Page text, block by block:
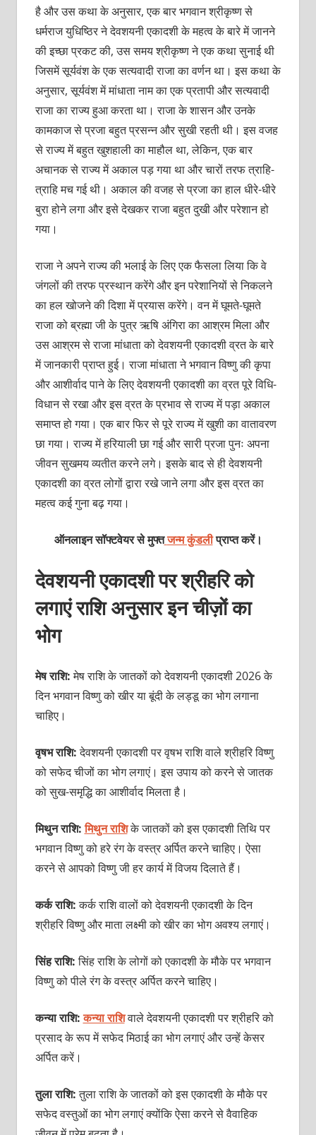
है और उस कथा के अनुसार, एक बार भगवान श्रीकृष्ण से
धर्मराज युधिष्ठिर ने देवशयनी एकादशी के महत्व के बारे में जानने
की इच्छा प्रकट की, उस समय श्रीकृष्ण ने एक कथा सुनाई थी
जिसमें सूर्यवंश के एक सत्यवादी राजा का वर्णन था। इस कथा के
अनुसार, सूर्यवंश में मांधाता नाम का एक प्रतापी और सत्यवादी
राजा का राज्य हुआ करता था। राजा के शासन और उनके
कामकाज से प्रजा बहुत प्रसन्न और सुखी रहती थी। इस वजह
से राज्य में बहुत खुशहाली का माहौल था, लेकिन, एक बार
अचानक से राज्य में अकाल पड़ गया था और चारों तरफ त्राहि-
त्राहि मच गई थी। अकाल की वजह से प्रजा का हाल धीरे-धीरे
बुरा होने लगा और इसे देखकर राजा बहुत दुखी और परेशान हो
गया।
राजा ने अपने राज्य की भलाई के लिए एक फैसला लिया कि वे
जंगलों की तरफ प्रस्थान करेंगे और इन परेशानियों से निकलने
का हल खोजने की दिशा में प्रयास करेंगे। वन में घूमते-घूमते
राजा को ब्रह्मा जी के पुत्र ऋषि अंगिरा का आश्रम मिला और
उस आश्रम से राजा मांधाता को देवशयनी एकादशी व्रत के बारे
में जानकारी प्राप्त हुई। राजा मांधाता ने भगवान विष्णु की कृपा
और आशीर्वाद पाने के लिए देवशयनी एकादशी का व्रत पूरे विधि-
विधान से रखा और इस व्रत के प्रभाव से राज्य में पड़ा अकाल
समाप्त हो गया। एक बार फिर से पूरे राज्य में खुशी का वातावरण
छा गया। राज्य में हरियाली छा गई और सारी प्रजा पुनः अपना
जीवन सुखमय व्यतीत करने लगे। इसके बाद से ही देवशयनी
एकादशी का व्रत लोगों द्वारा रखे जाने लगा और इस व्रत का
महत्व कई गुना बढ़ गया।
ऑनलाइन सॉफ्टवेयर से मुफ्तजन्म कुंडलीप्राप्त करें।
देवशयनी एकादशी पर श्रीहरि को
लगाएं राशि अनुसार इन चीज़ों का
भोग
मेष राशि:मेष राशि के जातकों को देवशयनी एकादशी 2026 के
दिन भगवान विष्णु को खीर या बूंदी के लड्डू का भोग लगाना
चाहिए।
वृषभ राशि:देवशयनी एकादशी पर वृषभ राशि वाले श्रीहरि विष्णु
को सफेद चीजों का भोग लगाएं। इस उपाय को करने से जातक
को सुख-समृद्धि का आशीर्वाद मिलता है।
मिथुन राशि:मिथुन राशिके जातकों को इस एकादशी तिथि पर
भगवान विष्णु को हरे रंग के वस्त्र अर्पित करने चाहिए। ऐसा
करने से आपको विष्णु जी हर कार्य में विजय दिलाते हैं।
कर्क राशि:कर्क राशि वालों को देवशयनी एकादशी के दिन
श्रीहरि विष्णु और माता लक्ष्मी को खीर का भोग अवश्य लगाएं।
सिंह राशि:सिंह राशि के लोगों को एकादशी के मौके पर भगवान
विष्णु को पीले रंग के वस्त्र अर्पित करने चाहिए।
कन्या राशि: कन्या राशिवाले देवशयनी एकादशी पर श्रीहरि को
प्रसाद के रूप में सफेद मिठाई का भोग लगाएं और उन्हें केसर
अर्पित करें।
तुला राशि:तुला राशि के जातकों को इस एकादशी के मौके पर
सफेद वस्तुओं का भोग लगाएं क्योंकि ऐसा करने से वैवाहिक